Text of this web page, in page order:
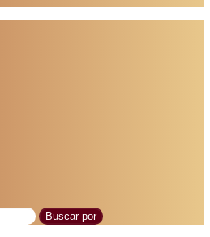
Buscar por